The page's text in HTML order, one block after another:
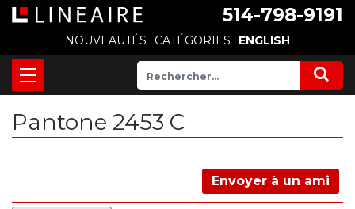
514-798-9191
NOUVEAUTÉS CATÉGORIES ENGLISH
Pantone 2453 C
Envoyer à un ami